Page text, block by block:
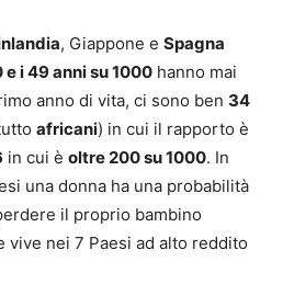
, Giappone e Spagna
e i 49 anni su 1000 hanno mai
anno di vita, ci sono ben 34
africani) in cui il rapporto è
in cui è oltre 200 su 1000. In
una donna ha una probabilità
il proprio bambino
vive nei 7 Paesi ad alto reddito